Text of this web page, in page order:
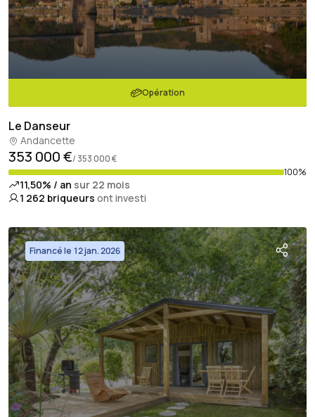
Opération
Le Danseur
Andancette
353 000 €/ 353 000 €
100%
11,50% / an sur 22 mois
1 262 briqueurs ont investi
Financé le 12 jan. 2026